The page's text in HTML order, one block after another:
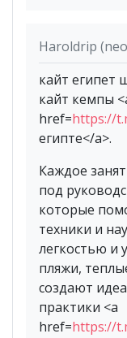
Haroldrip
кайт египет
кайт кемпы
href=https://
египте</a>.
Каждое
под
которые
техники и
легкостью и
пляжи,
создают
практики <a
href=https://